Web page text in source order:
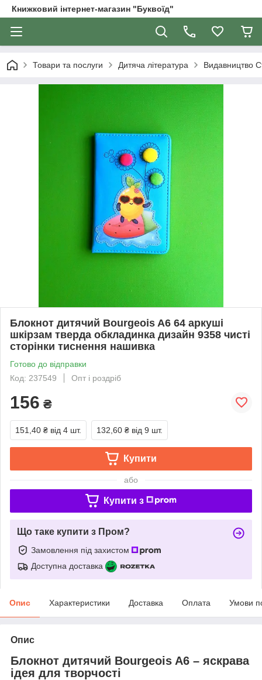
Книжковий інтернет-магазин "Буквоїд"
Товари та послуги Дитяча література Видавництво
Блокнот дитячий Bourgeois A6 64 аркуші
шкірзам тверда обкладинка дизайн 9358 чисті
сторінки тиснення нашивка
Готово до відправки
Код: 237549
Опт і роздріб
156 ₴
151,40 ₴ від 4 шт. 132,60 ₴ від 9 шт.
Купити
або
Купити з
Що таке купити з Пром?
Замовлення під захистом
Доступна доставка
Опис Характеристики Доставка Оплата Умови
Опис
Блокнот дитячий Bourgeois A6 – яскрава
ідея для творчості